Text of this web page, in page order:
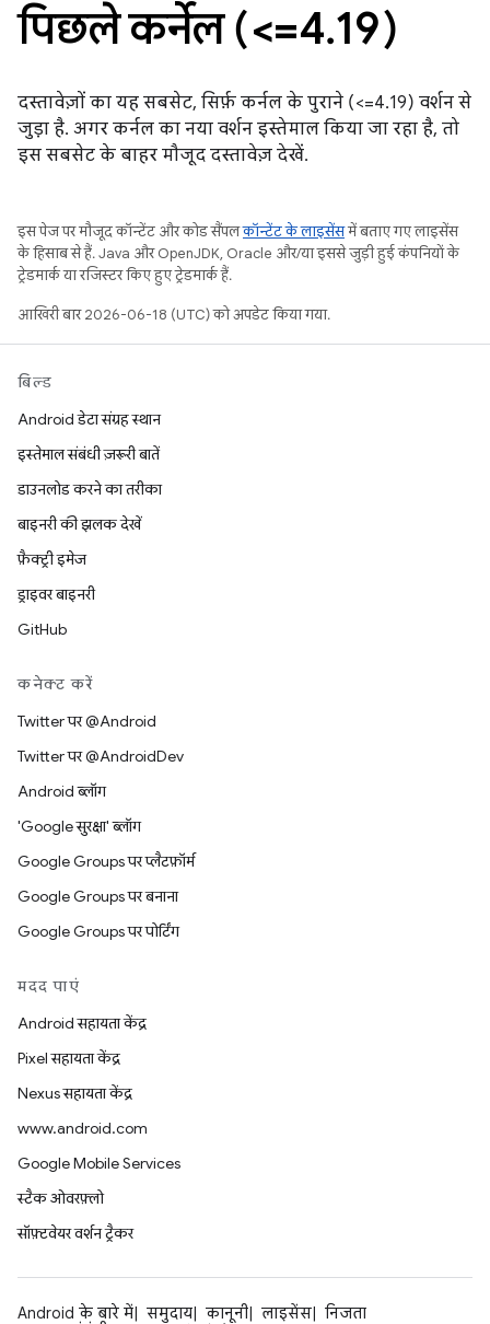
पिछले कर्नेल (<=4.19)
दस्तावेज़ों का यह सबसेट, सिर्फ़ कर्नल के पुराने (<=4.19) वर्शन से
जुड़ा है. अगर कर्नल का नया वर्शन इस्तेमाल किया जा रहा है, तो
इस सबसेट के बाहर मौजूद दस्तावेज़ देखें.
इस पेज पर मौजूद कॉन्टेंट और कोड सैंपलकॉन्टेंट के लाइसेंसमें बताए गए लाइसेंस
के हिसाब से हैं. Java और OpenJDK, Oracle और/या इससे जुड़ी हुई कंपनियों के
ट्रेडमार्क या रजिस्टर किए हुए ट्रेडमार्क हैं.
आखिरी बार 2026-06-18 (UTC) को अपडेट किया गया.
बिल्ड
Android डेटा संग्रह स्थान
इस्तेमाल संबंधी ज़रूरी बातें
डाउनलोड करने का तरीका
बाइनरी की झलक देखें
फ़ैक्ट्री इमेज
ड्राइवर बाइनरी
GitHub
कनेक्ट करें
Twitter पर @Android
Twitter पर @AndroidDev
Android ब्लॉग
'Google सुरक्षा' ब्लॉग
Google Groups पर प्लैटफ़ॉर्म
Google Groups पर बनाना
Google Groups पर पोर्टिंग
मदद पाएं
Android सहायता केंद्र
Pixel सहायता केंद्र
Nexus सहायता केंद्र
www.android.com
Google Mobile Services
स्टैक ओवरफ़्लो
सॉफ़्टवेयर वर्शन ट्रैकर
Android के बारे में समुदाय कानूनी लाइसेंस
निजता